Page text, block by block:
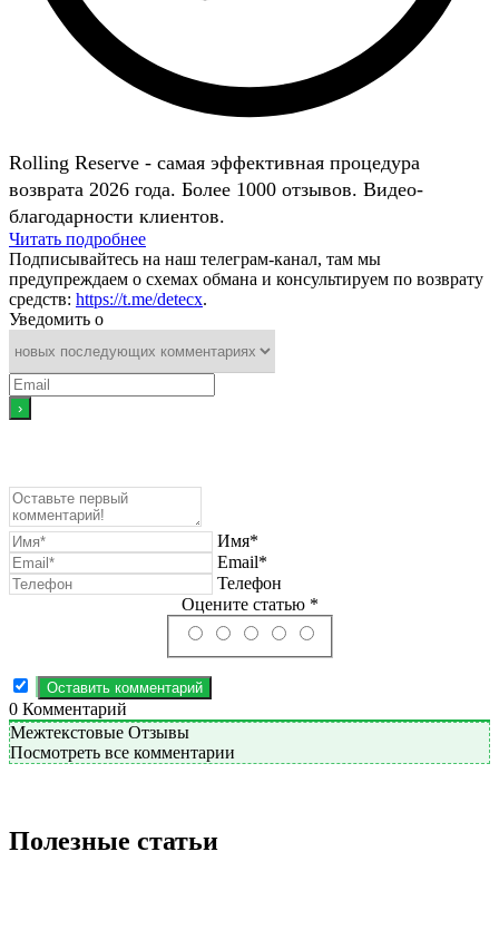
Rolling Reserve - самая эффективная процедура
возврата 2026 года. Более 1000 отзывов. Видео-
благодарности клиентов.
Читать подробнее
Подписывайтесь на наш телеграм-канал, там мы
предупреждаем о схемах обмана и консультируем по возврату
средств: https://t.me/detecx.
Уведомить о
Имя*
Email*
Телефон
Оцените статью *
0 Комментарий
Межтекстовые Отзывы
Посмотреть все комментарии
Полезные статьи